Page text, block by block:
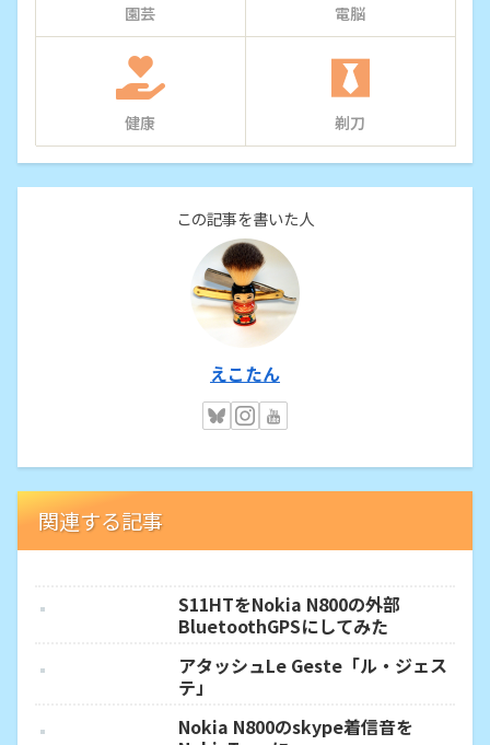
園芸 電脳
健康 剃刀
この記事を書いた人
えこたん
関連する記事
S11HTをNokia N800の外部
BluetoothGPSにしてみた
アタッシュLe Geste「ル・ジェス
テ」
Nokia N800のskype着信音を